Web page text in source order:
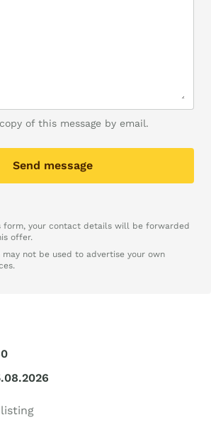
of this message by email.
Send message
form, your contact details will be forwarded
offer.
not be used to advertise your own